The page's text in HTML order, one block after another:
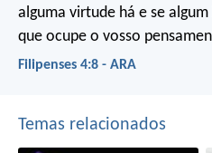
alguma virtude há e se
que ocupe o vosso
Filipenses 4:8 - ARA
Temas relacionados